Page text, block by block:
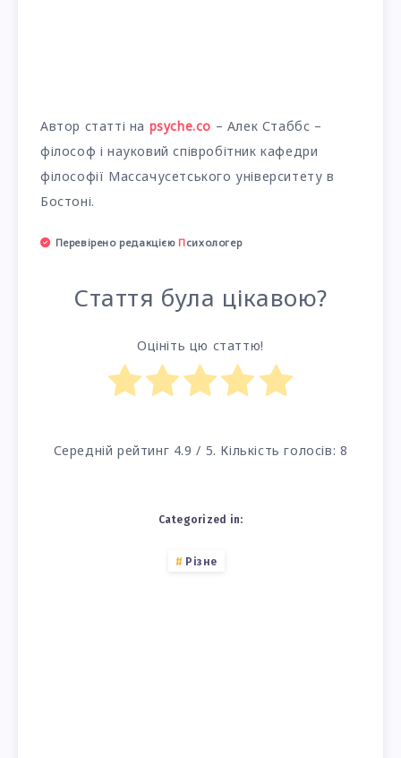
Автор статті на psyche.co – Алек Стаббс –
філософ і науковий співробітник кафедри
філософії Массачусетського університету в
Бостоні.
Перевірено редакцією Психологер
Стаття була цікавою?
Оцініть цю статтю!
Середній рейтинг 4.9 / 5. Кількість голосів: 8
Categorized in:
Різне